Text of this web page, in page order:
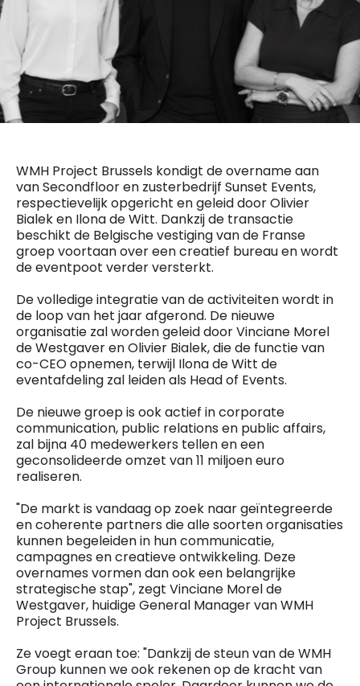
WMH Project Brussels kondigt de overname aan
van Secondfloor en zusterbedrijf Sunset Events,
respectievelijk opgericht en geleid door Olivier
Bialek en Ilona de Witt. Dankzij de transactie
beschikt de Belgische vestiging van de Franse
groep voortaan over een creatief bureau en wordt
de eventpoot verder versterkt.
De volledige integratie van de activiteiten wordt in
de loop van het jaar afgerond. De nieuwe
organisatie zal worden geleid door Vinciane Morel
de Westgaver en Olivier Bialek, die de functie van
co-CEO opnemen, terwijl Ilona de Witt de
eventafdeling zal leiden als Head of Events.
De nieuwe groep is ook actief in corporate
communication, public relations en public affairs,
zal bijna 40 medewerkers tellen en een
geconsolideerde omzet van 11 miljoen euro
realiseren.
"De markt is vandaag op zoek naar geïntegreerde
en coherente partners die alle soorten organisaties
kunnen begeleiden in hun communicatie,
campagnes en creatieve ontwikkeling. Deze
overnames vormen dan ook een belangrijke
strategische stap", zegt Vinciane Morel de
Westgaver, huidige General Manager van WMH
Project Brussels.
Ze voegt eraan toe: "Dankzij de steun van de WMH
Group kunnen we ook rekenen op de kracht van
Fred Bouchar
0498 88 64 89
f.bouchar@mm.be
Chief Editor
0475 97 12 57
Chief Editor
Damien Lemaire
0477 37 31 65
d.lemaire@mm.be
BEVESTIGEN
Daily
Freemium
access
5 x week
MM e - News
10 x year
MM Best of
Research
10 x year
MM Blue
4 x year
MM Magazine
(digital)